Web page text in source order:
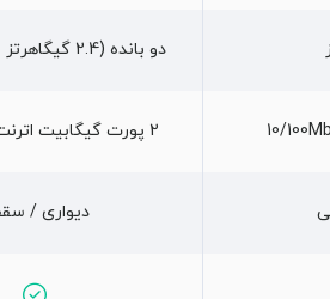
دو بانده (2.4 گیگاهرتز و 5 گیگاهرتز)
10/ 2 پورت گیگابیت اترنت 10/100/1000
دیواری /